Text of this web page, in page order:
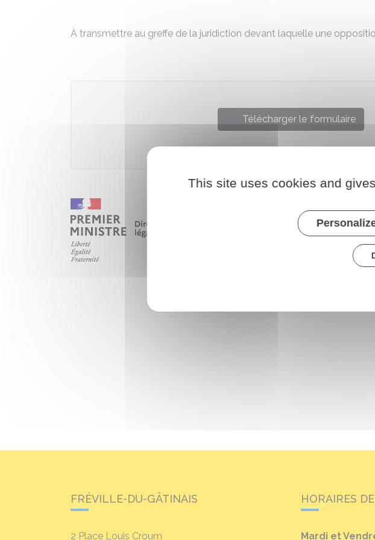
À transmettre au greffe de la juridiction devant laquelle une
Télécharger le formulaire
FRÉVILLE-DU-GÂTINAIS
2 Place Louis Croum
HORAIRES
Mardi et
This site uses cookies and